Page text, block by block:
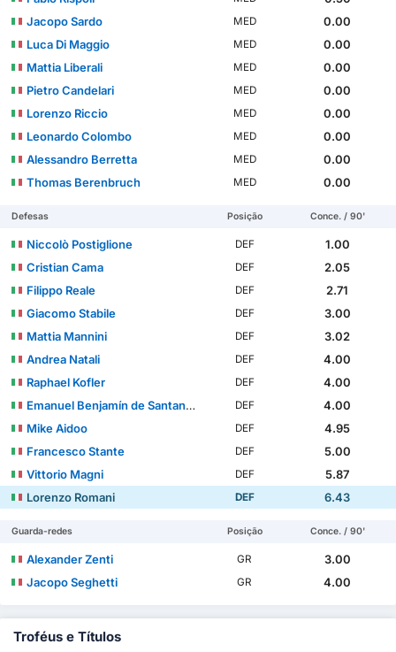
Jacopo Sardo
MED
0.00
Luca Di Maggio
MED
0.00
Mattia Liberali
MED
0.00
Pietro Candelari
MED
0.00
Lorenzo Riccio
MED
0.00
Leonardo Colombo
MED
0.00
Alessandro Berretta
MED
0.00
Thomas Berenbruch
MED 0.00
Defesas Posição Conce. / 90'
Niccolò Postiglione DEF
1.00
Cristian Cama
DEF
2.05
Filippo Reale
DEF
2.71
Giacomo Stabile
DEF
3.00
Mattia Mannini
DEF
3.02
Andrea Natali
DEF
4.00
Raphael Kofler
DEF
4.00
Emanuel Benjamín de Santana Balbinot
DEF
4.00
Mike Aidoo
DEF
4.95
Francesco Stante
DEF
5.00
Vittorio Magni
DEF
5.87
Lorenzo Romani
DEF 6.43
Guarda-redes Posição Conce. / 90'
Alexander Zenti GR
3.00
Jacopo Seghetti
GR 4.00
Troféus e Títulos